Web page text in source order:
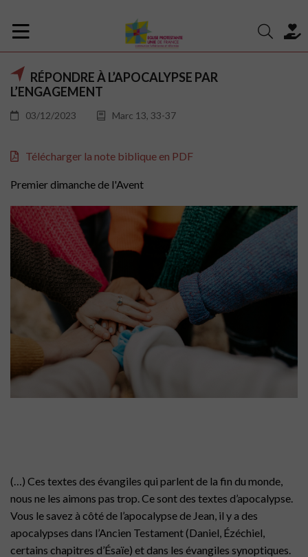
RÉPONDRE À L’APOCALYPSE PAR
L’ENGAGEMENT
03/12/2023 Marc 13, 33-37
Télécharger la note biblique en PDF
Premier dimanche de l'Avent
(…) Ces textes des évangiles qui parlent de la fin du monde,
nous ne les aimons pas trop. Ce sont des textes d’apocalypse.
Vous le savez à côté de l’apocalypse de Jean, il y a des
apocalypses dans l’Ancien Testament (Daniel, Ézéchiel,
certains chapitres d’Ésaïe) et dans les évangiles synoptiques.